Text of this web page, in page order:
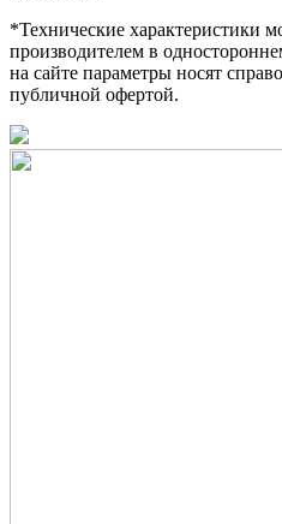
*Технические характеристики
производителем в
на сайте параметры носят
публичной офертой.